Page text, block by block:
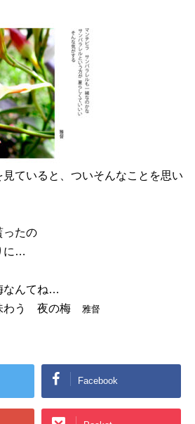
ていると、ついそんなことを思い
たの
に…
なんてね…
わう 夜の梅
雅督
Facebook